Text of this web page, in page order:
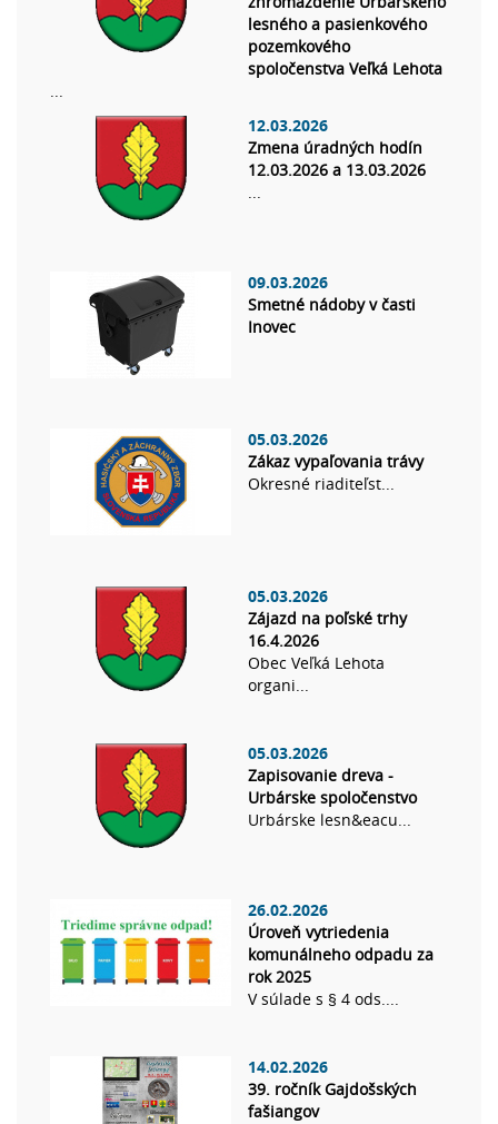
lesného a pasienkového
pozemkového
spoločenstva Veľká Lehota
...
12.03.2026
Zmena úradných hodín
12.03.2026 a 13.03.2026
...
09.03.2026
Smetné nádoby v časti
Inovec
05.03.2026
Zákaz vypaľovania trávy
Okresné riaditeľst...
05.03.2026
Zájazd na poľské trhy
16.4.2026
Obec Veľká Lehota
organi...
05.03.2026
Zapisovanie dreva -
Urbárske spoločenstvo
Urbárske lesn&eacu...
26.02.2026
Úroveň vytriedenia
komunálneho odpadu za
rok 2025
V súlade s § 4 ods....
14.02.2026
39. ročník Gajdošských
fašiangov